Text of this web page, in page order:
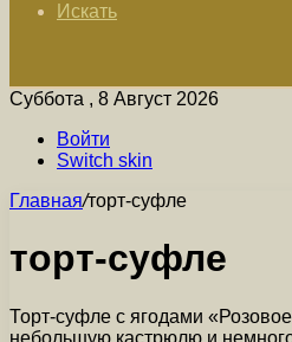
Искать
Суббота , 8 Август 2026
Войти
Switch skin
Главная/торт-суфле
торт-суфле
Торт-суфле с ягодами
небольшую кастрюлю и